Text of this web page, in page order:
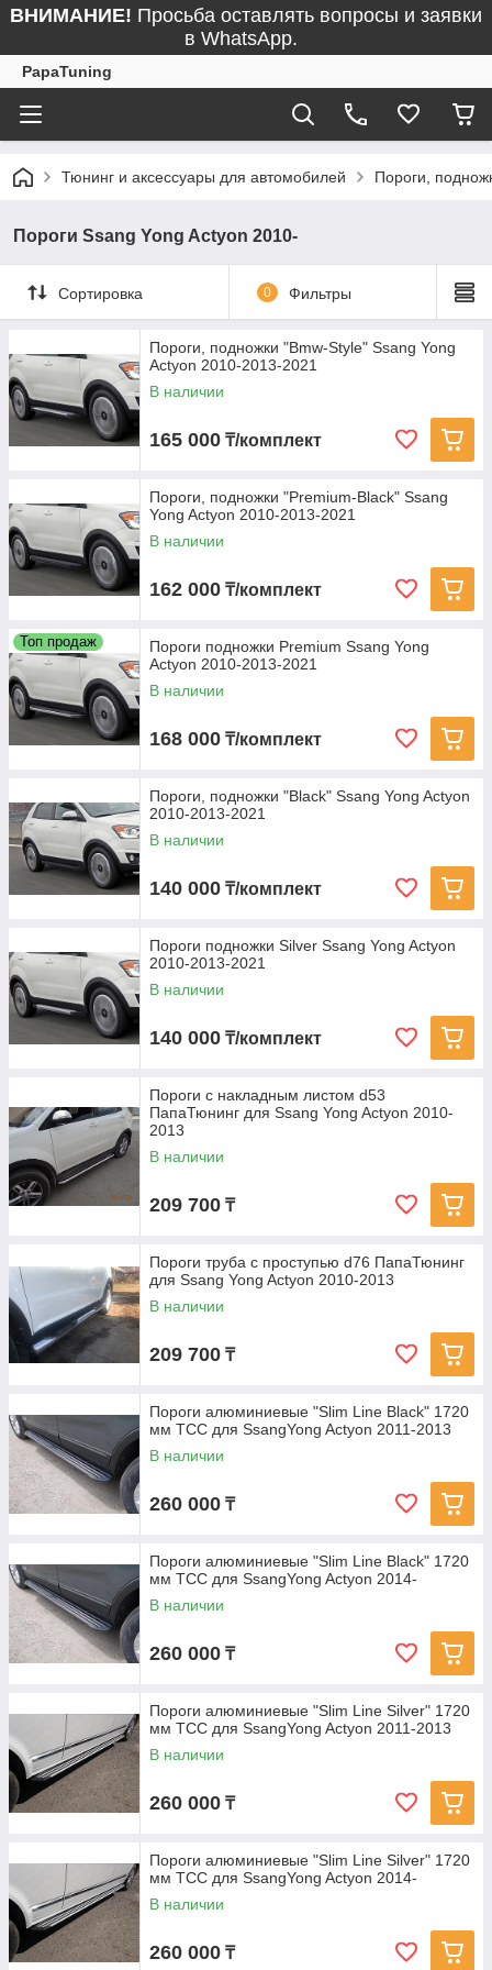
ВНИМАНИЕ! Просьба оставлять вопросы и заявки
в WhatsApp.
PapaTuning
Тюнинг и аксессуары для автомобилей Пороги,
Пороги Ssang Yong Actyon 2010-
Сортировка 0 Фильтры
Пороги, подножки "Bmw-Style" Ssang Yong
Actyon 2010-2013-2021
В наличии
165 000 ₸/комплект
Пороги, подножки "Premium-Black" Ssang
Yong Actyon 2010-2013-2021
В наличии
162 000 ₸/комплект
Топ продаж
Пороги подножки Premium Ssang Yong
Actyon 2010-2013-2021
В наличии
168 000 ₸/комплект
Пороги, подножки "Black" Ssang Yong Actyon
2010-2013-2021
В наличии
140 000 ₸/комплект
Пороги подножки Silver Ssang Yong Actyon
2010-2013-2021
В наличии
140 000 ₸/комплект
Пороги с накладным листом d53
ПапаТюнинг для Ssang Yong Actyon 2010-
2013
В наличии
209 700 ₸
Пороги труба с проступью d76 ПапаТюнинг
для Ssang Yong Actyon 2010-2013
В наличии
209 700 ₸
Пороги алюминиевые "Slim Line Black" 1720
мм ТСС для SsangYong Actyon 2011-2013
В наличии
260 000 ₸
Пороги алюминиевые "Slim Line Black" 1720
мм ТСС для SsangYong Actyon 2014-
В наличии
260 000 ₸
Пороги алюминиевые "Slim Line Silver" 1720
мм ТСС для SsangYong Actyon 2011-2013
В наличии
260 000 ₸
Пороги алюминиевые "Slim Line Silver" 1720
мм ТСС для SsangYong Actyon 2014-
В наличии
260 000 ₸